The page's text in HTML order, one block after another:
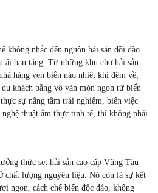
không nhắc đến nguồn hải sản dồi dào
ban tặng. Từ những khu chợ hải sản
hàng ven biển náo nhiệt khi đêm về,
khách bằng vô vàn món ngon từ biển
sự nâng tầm trải nghiệm, biến việc
thuật ẩm thực tinh tế, thì không phải
thức set hải sản cao cấp Vũng Tàu
chất lượng nguyên liệu. Nó còn là sự kết
ngon, cách chế biến độc đáo, không